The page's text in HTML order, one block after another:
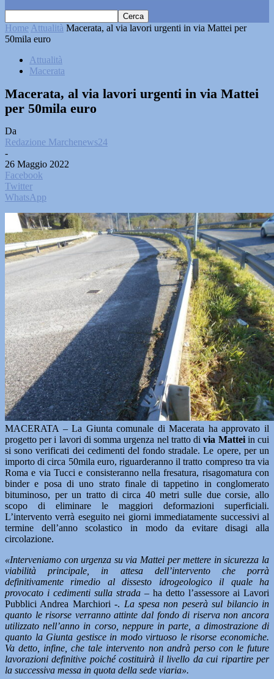
Home Attualità Macerata, al via lavori urgenti in via Mattei per
50mila euro
Attualità
Macerata
Macerata, al via lavori urgenti in via Mattei
per 50mila euro
Da
Redazione Marchenews24
-
26 Maggio 2022
Facebook
Twitter
WhatsApp
MACERATA – La Giunta comunale di Macerata ha approvato il
progetto per i lavori di somma urgenza nel tratto divia Matteiin cui
si sono verificati dei cedimenti del fondo stradale. Le opere, per un
importo di circa 50mila euro, riguarderanno il tratto compreso tra via
Roma e via Tucci e consisteranno nella fresatura, risagomatura con
binder e posa di uno strato finale di tappetino in conglomerato
bituminoso, per un tratto di circa 40 metri sulle due corsie, allo
scopo di eliminare le maggiori deformazioni superficiali.
L’intervento verrà eseguito nei giorni immediatamente successivi al
termine dell’anno scolastico in modo da evitare disagi alla
circolazione.
«Interveniamo con urgenza su via Mattei per mettere in sicurezza la
viabilità principale, in attesa dell’intervento che porrà
definitivamente rimedio al dissesto idrogeologico il quale ha
provocato i cedimenti sulla strada – ha detto l’assessore ai Lavori
Pubblici Andrea Marchiori -. La spesa non peserà sul bilancio in
quanto le risorse verranno attinte dal fondo di riserva non ancora
utilizzato nell’anno in corso, neppure in parte, a dimostrazione di
quanto la Giunta gestisce in modo virtuoso le risorse economiche.
Va detto, infine, che tale intervento non andrà perso con le future
lavorazioni definitive poiché costituirà il livello da cui ripartire per
la successiva messa in quota della sede viaria».